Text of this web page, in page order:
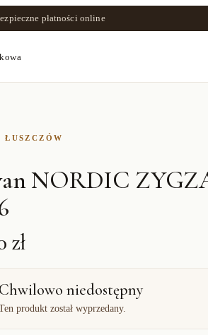
płatności online
ŁUSZCZÓW
NORDIC
zł
Chwilowo niedostępny
produkt został wyprzedany.